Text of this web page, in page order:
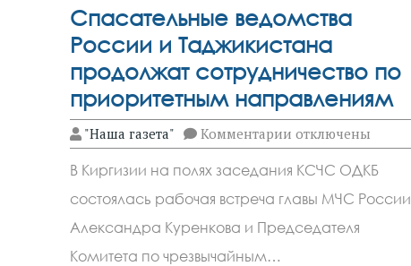
Спасательные ведомства
России и Таджикистана
продолжат сотрудничество по
приоритетным направлениям
"Наша газета" Комментариик
записи
Спасательные
ведомства
России
и
Таджикистана
продолжат
отключены
В Киргизии на полях заседания КСЧС ОДКБ
состоялась рабочая встреча главы МЧС России
Александра Куренкова и Председателя
Комитета по чрезвычайным…